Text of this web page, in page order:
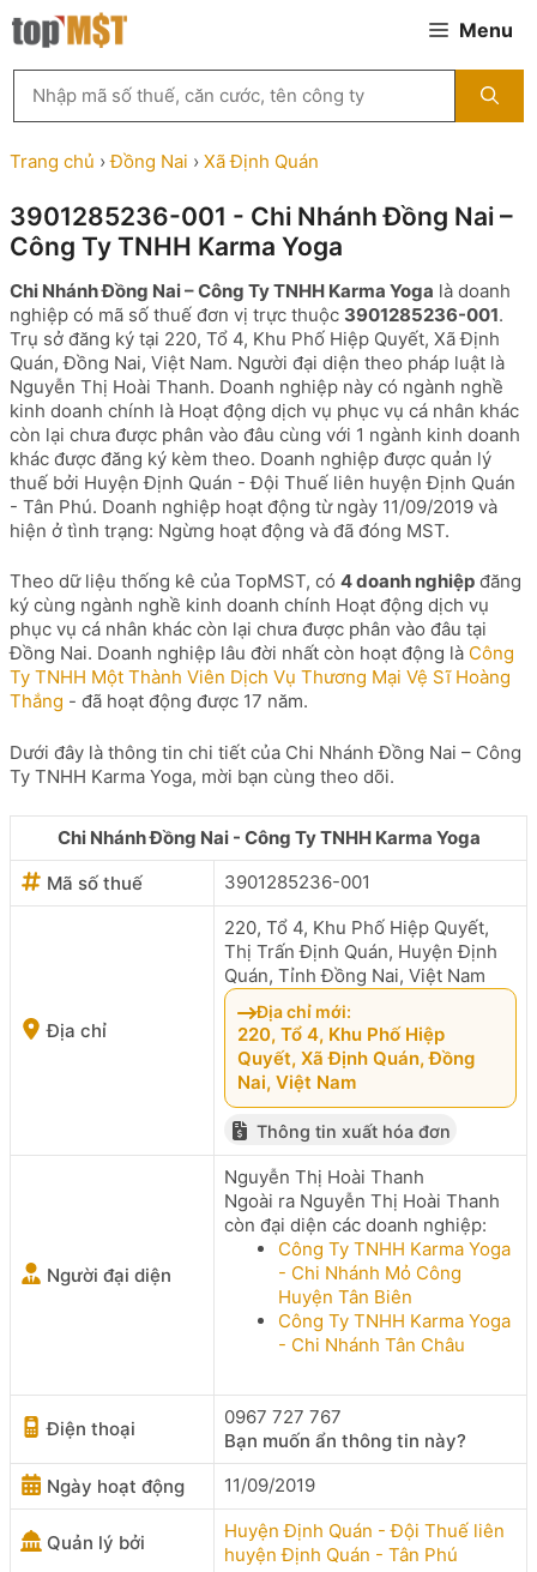
Chuyển
đến
Menu
kiếm
MST
theo
tên
ty,
người
diện
hoặc
mã
số
thuế
...
Trang chủ ›Đồng Nai › Xã Định Quán
3901285236-001 - Chi Nhánh Đồng Nai –
Công Ty TNHH Karma Yoga
Chi Nhánh Đồng Nai – Công Ty TNHH Karma Yoga là doanh
nghiệp có mã số thuế đơn vị trực thuộc 3901285236-001.
Trụ sở đăng ký tại 220, Tổ 4, Khu Phố Hiệp Quyết, Xã Định
Quán, Đồng Nai, Việt Nam. Người đại diện theo pháp luật là
Nguyễn Thị Hoài Thanh. Doanh nghiệp này có ngành nghề
kinh doanh chính là Hoạt động dịch vụ phục vụ cá nhân khác
còn lại chưa được phân vào đâu cùng với 1 ngành kinh doanh
khác được đăng ký kèm theo. Doanh nghiệp được quản lý
thuế bởi Huyện Định Quán - Đội Thuế liên huyện Định Quán
- Tân Phú. Doanh nghiệp hoạt động từ ngày 11/09/2019 và
hiện ở tình trạng: Ngừng hoạt động và đã đóng MST.
Theo dữ liệu thống kê của TopMST, có 4 doanh nghiệp đăng
ký cùng ngành nghề kinh doanh chính Hoạt động dịch vụ
phục vụ cá nhân khác còn lại chưa được phân vào đâu tại
Đồng Nai. Doanh nghiệp lâu đời nhất còn hoạt động là Công
Ty TNHH Một Thành Viên Dịch Vụ Thương Mại Vệ Sĩ Hoàng
Thắng - đã hoạt động được 17 năm.
Dưới đây là thông tin chi tiết của Chi Nhánh Đồng Nai – Công
Ty TNHH Karma Yoga, mời bạn cùng theo dõi.
Chi Nhánh Đồng Nai - Công Ty TNHH Karma Yoga
Mã số thuế
3901285236-001
Địa chỉ
220, Tổ 4, Khu Phố Hiệp Quyết,
Thị Trấn Định Quán, Huyện Định
Quán, Tỉnh Đồng Nai, Việt Nam
Địa chỉ mới:
220, Tổ 4, Khu Phố Hiệp
Quyết, Xã Định Quán, Đồng
Nai, Việt Nam
Thông tin xuất hóa đơn
Người đại diện
Nguyễn Thị Hoài Thanh
Ngoài ra Nguyễn Thị Hoài Thanh
còn đại diện các doanh nghiệp:
Công Ty TNHH Karma Yoga
- Chi Nhánh Mỏ Công
Huyện Tân Biên
Công Ty TNHH Karma Yoga
- Chi Nhánh Tân Châu
Điện thoại
0967 727 767
Bạn muốn ẩn thông tin này?
Ngày hoạt động
11/09/2019
Quản lý bởi
Huyện Định Quán - Đội Thuế liên
huyện Định Quán - Tân Phú